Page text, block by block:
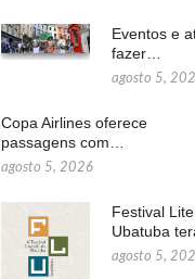
Eventos e
fazer…
agosto 5,
Copa Airlines oferece
passagens com…
agosto 5, 2026
Festival
Ubatuba
agosto 5,